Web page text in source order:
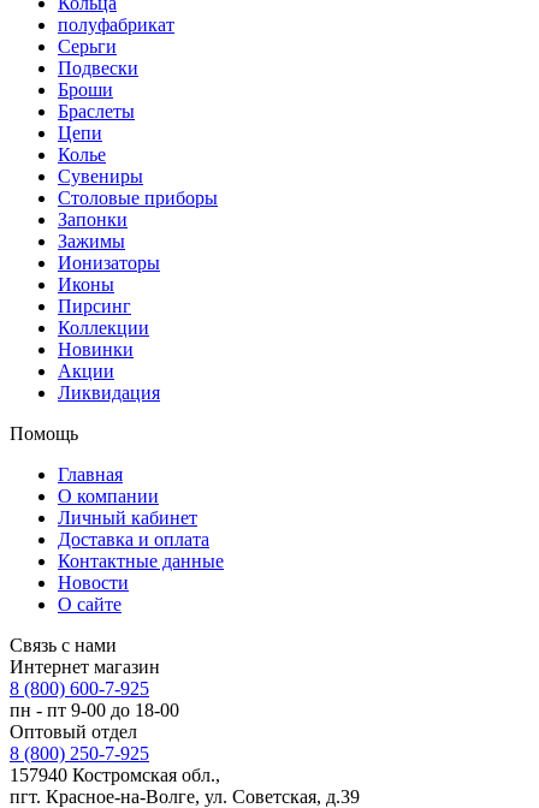
полуфабрикат
Серьги
Подвески
Броши
Браслеты
Цепи
Колье
Сувениры
Столовые приборы
Запонки
Зажимы
Ионизаторы
Иконы
Пирсинг
Коллекции
Новинки
Акции
Ликвидация
Помощь
Главная
О компании
Личный кабинет
Доставка и оплата
Контактные данные
Новости
О сайте
Связь с нами
Интернет магазин
8 (800) 600-7-925
пн - пт 9-00 до 18-00
Оптовый отдел
8 (800) 250-7-925
157940 Костромская обл.,
пгт. Красное-на-Волге, ул. Советская, д.39